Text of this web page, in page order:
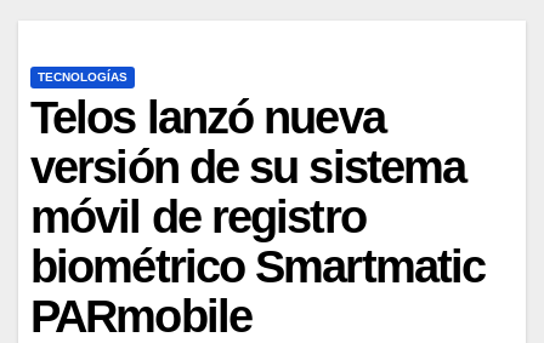
TECNOLOGÍAS
Telos lanzó nueva
versión de su sistema
móvil de registro
biométrico Smartmatic
PARmobile